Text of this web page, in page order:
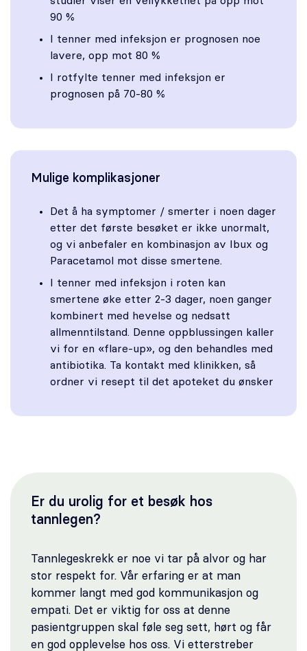
90 %
I tenner med infeksjon er prognosen noe
lavere, opp mot 80 %
I rotfylte tenner med infeksjon er
prognosen på 70-80 %
Mulige komplikasjoner
Det å ha symptomer / smerter i noen dager
etter det første besøket er ikke unormalt,
og vi anbefaler en kombinasjon av Ibux og
Paracetamol mot disse smertene.
I tenner med infeksjon i roten kan
smertene øke etter 2-3 dager, noen ganger
kombinert med hevelse og nedsatt
allmenntilstand. Denne oppblussingen kaller
vi for en «flare-up», og den behandles med
antibiotika. Ta kontakt med klinikken, så
ordner vi resept til det apoteket du ønsker
Er du urolig for et besøk hos
tannlegen?
Tannlegeskrekk er noe vi tar på alvor og har
stor respekt for. Vår erfaring er at man
kommer langt med god kommunikasjon og
empati. Det er viktig for oss at denne
pasientgruppen skal føle seg sett, hørt og får
en god opplevelse hos oss. Vi etterstreber